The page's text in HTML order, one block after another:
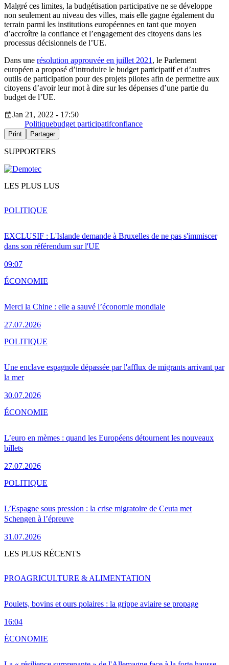
Malgré ces limites, la budgétisation participative ne se développe
non seulement au niveau des villes, mais elle gagne également du
terrain parmi les institutions européennes en tant que moyen
d’accroître la confiance et l’engagement des citoyens dans les
processus décisionnels de l’UE.
Dans une résolution approuvée en juillet 2021 , le Parlement
européen a proposé d’introduire le budget participatif et d’autres
outils de participation pour des projets pilotes afin de permettre aux
citoyens d’avoir leur mot à dire sur les dépenses d’une partie du
budget de l’UE.
Jan 21, 2022 - 17:50
Politiquebudget participatifconfiance
Print Partager
SUPPORTERS
LES PLUS LUS
EXCLUSIF : L'Islande demande à Bruxelles de ne pas s'immiscer
dans son référendum sur l'UE
09:07
POLITIQUE
Merci la Chine : elle a sauvé l’économie mondiale
27.07.2026
ÉCONOMIE
Une enclave espagnole dépassée par l'afflux de migrants arrivant par
la mer
30.07.2026
POLITIQUE
L’euro en mèmes : quand les Européens détournent les nouveaux
billets
27.07.2026
ÉCONOMIE
L’Espagne sous pression : la crise migratoire de Ceuta met
Schengen à l’épreuve
31.07.2026
POLITIQUE
LES PLUS RÉCENTS
Poulets, bovins et ours polaires : la grippe aviaire se propage
16:04
PROAGRICULTURE & ALIMENTATION
ÉCONOMIE